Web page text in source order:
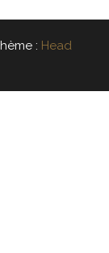
: Head